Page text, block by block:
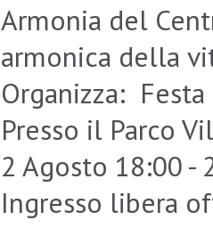
Armonia del
armonica della
Organizza:
Presso il Parco
2 Agosto 18:00 -
Ingresso libera